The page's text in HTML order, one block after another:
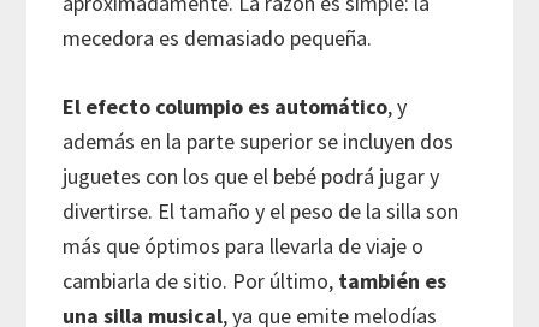
mecedora es demasiado pequeña.
El efecto columpio es automático, y
además en la parte superior se incluyen dos
juguetes con los que el bebé podrá jugar y
divertirse. El tamaño y el peso de la silla son
más que óptimos para llevarla de viaje o
cambiarla de sitio. Por último, también es
una silla musical, ya que emite melodías